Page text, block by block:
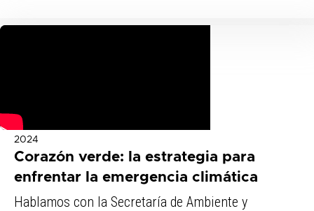
2024
Corazón verde: la estrategia para
enfrentar la emergencia climática
Hablamos con la Secretaría de Ambiente y